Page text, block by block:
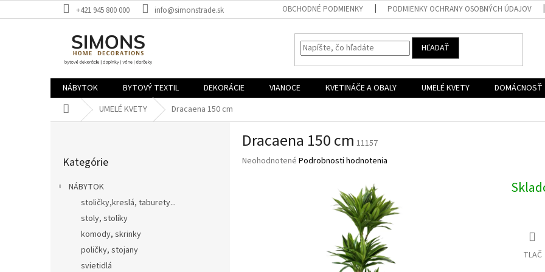
na
+421 945 800 000 info@simonstrade.sk OBCHODNÉ PODMIENKY PODMIENKY OCHRANY OSOBNÝCH ÚDAJOV
HĽADAŤ
NÁBYTOK BYTOVÝ TEXTIL DEKORÁCIE VIANOCE KVETINÁČE A OBALY UMELÉ KVETY DOMÁCNOSŤ
DomovUMELÉ KVETY Dracaena 150 cm
kategórie
Kategórie
NÁBYTOK
stoličky,kreslá, taburety...
stoly, stolíky
komody, skrinky
poličky, stojany
svietidlá
Dracaena 150 cm 11157
Priemerné
Neohodnotené Podrobnosti hodnotenia
TLAČ